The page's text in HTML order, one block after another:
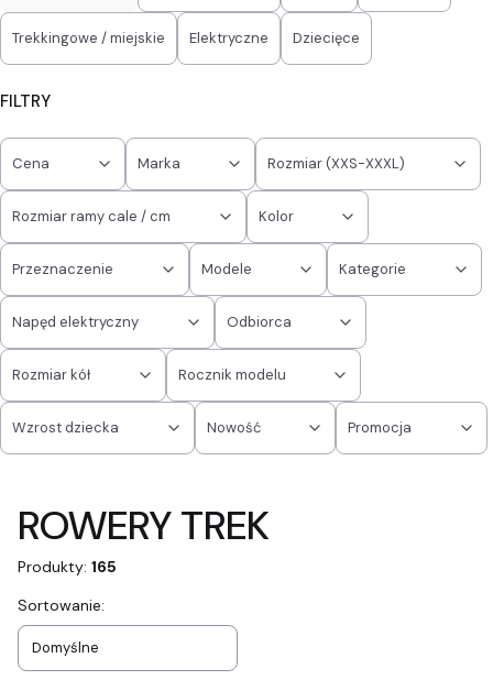
Trekkingowe / miejskie Elektryczne Dziecięce
FILTRY
Cena Marka Rozmiar (XXS-XXXL)
Rozmiar ramy cale / cm Kolor
Przeznaczenie Modele Kategorie
Napęd elektryczny Odbiorca
Rozmiar kół Rocznik modelu
Wzrost dziecka Nowość Promocja
ROWERY TREK
Produkty: 165
Lista produktów
Sortowanie:
Domyślne